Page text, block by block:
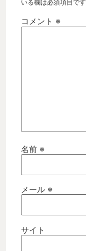
いる欄は必須項目です
コメント ※
名前 ※
メール ※
サイト